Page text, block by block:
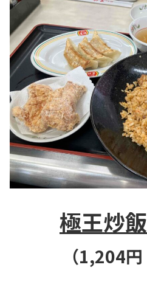
極王炒
（1,204円